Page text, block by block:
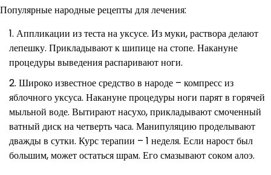
Популярные народные рецепты для лечения:
Аппликации из теста на уксусе. Из муки, раствора делают
лепешку. Прикладывают к шипице на стопе. Накануне
процедуры выведения распаривают ноги.
Широко известное средство в народе – компресс из
яблочного уксуса. Накануне процедуры ноги парят в горячей
мыльной воде. Вытирают насухо, прикладывают смоченный
ватный диск на четверть часа. Манипуляцию проделывают
дважды в сутки. Курс терапии – 1 неделя. Если нарост был
большим, может остаться шрам. Его смазывают соком алоэ.